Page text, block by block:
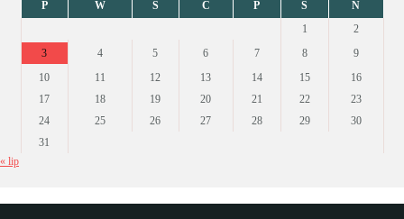
P W Ś C P S
N
1
2
3
4 5 6 7 8
9
10
11 12 13 14 15
16
17
18 19 20 21 22
23
24
25 26 27 28 29
30
31
« lip